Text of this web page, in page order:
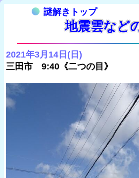
謎解きトップ
地震雲など
2021年3月14日(日)
三田市 9:40《二つの目》